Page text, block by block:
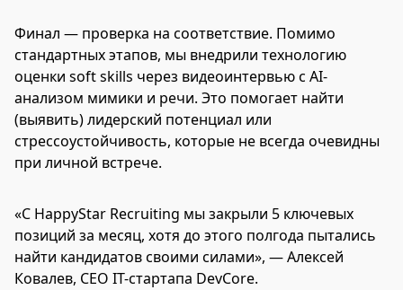
Финал — проверка на соответствие. Помимо
стандартных этапов, мы внедрили технологию
оценки soft skills через видеоинтервью с AI-
анализом мимики и речи. Это помогает найти
(выявить) лидерский потенциал или
стрессоустойчивость, которые не всегда очевидны
при личной встрече.
«С HappyStar Recruiting мы закрыли 5 ключевых
позиций за месяц, хотя до этого полгода пытались
найти кандидатов своими силами», — Алексей
Ковалев, CEO IT-стартапа DevCore.